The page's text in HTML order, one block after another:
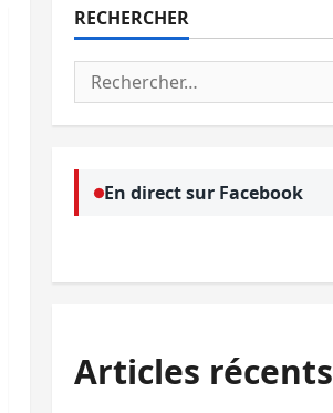
RECHERCHER
Rechercher :
En direct sur Facebook
Articles récents